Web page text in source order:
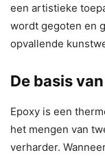
een artistieke
wordt gegoten en
opvallende
De basis
Epoxy is een
het mengen van
verharder.